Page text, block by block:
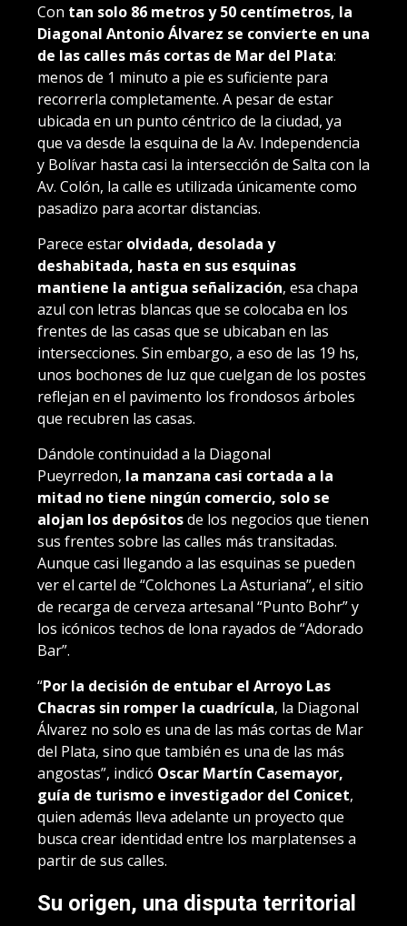
Con tan solo 86 metros y 50 centímetros, la
Diagonal Antonio Álvarez se convierte en una
de las calles más cortas de Mar del Plata:
menos de 1 minuto a pie es suficiente para
recorrerla completamente. A pesar de estar
ubicada en un punto céntrico de la ciudad, ya
que va desde la esquina de la Av. Independencia
y Bolívar hasta casi la intersección de Salta con la
Av. Colón, la calle es utilizada únicamente como
pasadizo para acortar distancias.
Parece estar olvidada, desolada y
deshabitada, hasta en sus esquinas
mantiene la antigua señalización, esa chapa
azul con letras blancas que se colocaba en los
frentes de las casas que se ubicaban en las
intersecciones. Sin embargo, a eso de las 19 hs,
unos bochones de luz que cuelgan de los postes
reflejan en el pavimento los frondosos árboles
que recubren las casas.
Dándole continuidad a la Diagonal
Pueyrredon, la manzana casi cortada a la
mitad no tiene ningún comercio, solo se
alojan los depósitosde los negocios que tienen
sus frentes sobre las calles más transitadas.
Aunque casi llegando a las esquinas se pueden
ver el cartel de “Colchones La Asturiana”, el sitio
de recarga de cerveza artesanal “Punto Bohr” y
los icónicos techos de lona rayados de “Adorado
Bar”.
“Por la decisión de entubar el Arroyo Las
Chacras sin romper la cuadrícula, la Diagonal
Álvarez no solo es una de las más cortas de Mar
del Plata, sino que también es una de las más
angostas”, indicó Oscar Martín Casemayor,
guía de turismo e investigador del Conicet,
quien además lleva adelante un proyecto que
busca crear identidad entre los marplatenses a
partir de sus calles.
Su origen, una disputa territorial